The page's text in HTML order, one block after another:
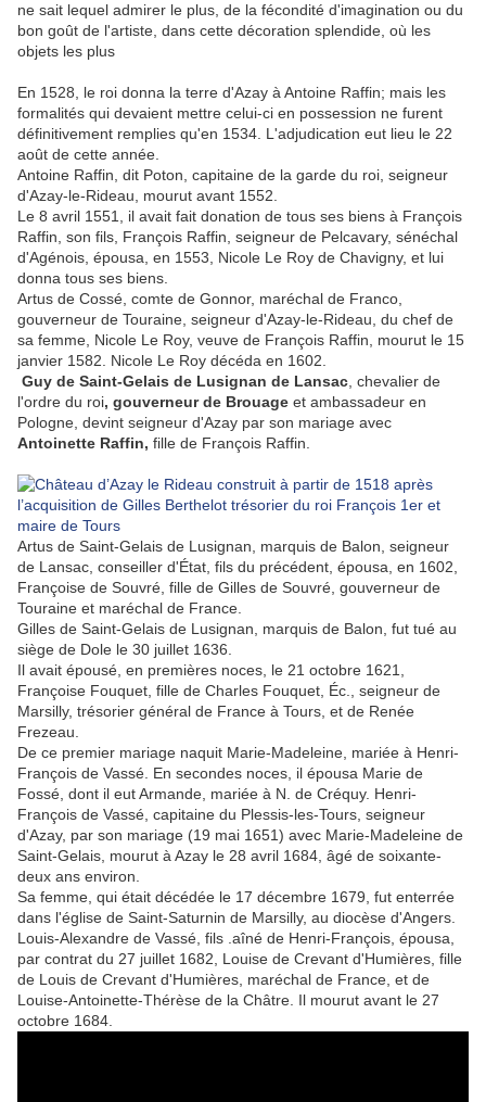
ne sait lequel admirer le plus, de la fécondité d'imagination ou du
bon goût de l'artiste, dans cette décoration splendide, où les
objets les plus
En 1528, le roi donna la terre d'Azay à Antoine Raffin; mais les
formalités qui devaient mettre celui-ci en possession ne furent
définitivement remplies qu'en 1534. L'adjudication eut lieu le 22
août de cette année.
Antoine Raffin, dit Poton, capitaine de la garde du roi, seigneur
d'Azay-le-Rideau, mourut avant 1552.
Le 8 avril 1551, il avait fait donation de tous ses biens à François
Raffin, son fils, François Raffin, seigneur de Pelcavary, sénéchal
d'Agénois, épousa, en 1553, Nicole Le Roy de Chavigny, et lui
donna tous ses biens.
Artus de Cossé, comte de Gonnor, maréchal de Franco,
gouverneur de Touraine, seigneur d'Azay-le-Rideau, du chef de
sa femme, Nicole Le Roy, veuve de François Raffin, mourut le 15
janvier 1582. Nicole Le Roy décéda en 1602.
Guy de Saint-Gelais de Lusignan de Lansac , chevalier de
l'ordre du roi, gouverneur de Brouage et ambassadeur en
Pologne, devint seigneur d'Azay par son mariage avec
Antoinette Raffin, fille de François Raffin.
Artus de Saint-Gelais de Lusignan, marquis de Balon, seigneur
de Lansac, conseiller d'État, fils du précédent, épousa, en 1602,
Françoise de Souvré, fille de Gilles de Souvré, gouverneur de
Touraine et maréchal de France.
Gilles de Saint-Gelais de Lusignan, marquis de Balon, fut tué au
siège de Dole le 30 juillet 1636.
Il avait épousé, en premières noces, le 21 octobre 1621,
Françoise Fouquet, fille de Charles Fouquet, Éc., seigneur de
Marsilly, trésorier général de France à Tours, et de Renée
Frezeau.
De ce premier mariage naquit Marie-Madeleine, mariée à Henri-
François de Vassé. En secondes noces, il épousa Marie de
Fossé, dont il eut Armande, mariée à N. de Créquy. Henri-
François de Vassé, capitaine du Plessis-les-Tours, seigneur
d'Azay, par son mariage (19 mai 1651) avec Marie-Madeleine de
Saint-Gelais, mourut à Azay le 28 avril 1684, âgé de soixante-
deux ans environ.
Sa femme, qui était décédée le 17 décembre 1679, fut enterrée
dans l'église de Saint-Saturnin de Marsilly, au diocèse d'Angers.
Louis-Alexandre de Vassé, fils .aîné de Henri-François, épousa,
par contrat du 27 juillet 1682, Louise de Crevant d'Humières, fille
de Louis de Crevant d'Humières, maréchal de France, et de
Louise-Antoinette-Thérèse de la Châtre. Il mourut avant le 27
octobre 1684.